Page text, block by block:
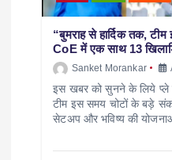
“बुमराह से हार्दिक तक,
CoE में एक साथ 13
Sanket Morankar
इस खबर को सुनने के लिये प्ले
टीम इस समय चोटों के बड़े
सेटअप और भविष्य की